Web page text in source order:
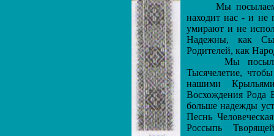
Мы посылаем
находит нас - и не
умирают и не
Надежны, как
Родителей, как
Мы
Тысячелетие,
нашими
Восхождения Рода
больше надежды
Песнь
Россыпь